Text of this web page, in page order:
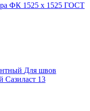
ФК 1525 х 1525 ГОСТ
Для швов
Сазиласт 13